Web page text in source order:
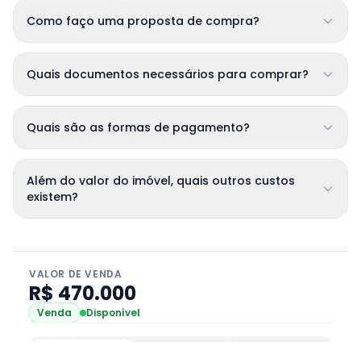
Como faço uma proposta de compra?
Quais documentos necessários para comprar?
Quais são as formas de pagamento?
Além do valor do imóvel, quais outros custos
existem?
VALOR DE VENDA
R$ 470.000
Venda Disponível